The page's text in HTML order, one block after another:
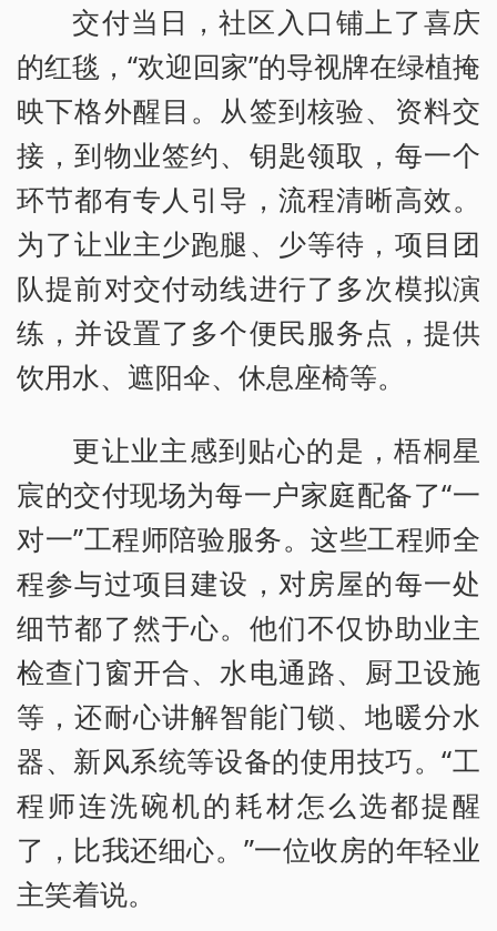
交付当日，社区入口铺上了喜庆
的红毯，“欢迎回家”的导视牌在绿植掩
映下格外醒目。从签到核验、资料交
接，到物业签约、钥匙领取，每一个
环节都有专人引导，流程清晰高效。
为了让业主少跑腿、少等待，项目团
队提前对交付动线进行了多次模拟演
练，并设置了多个便民服务点，提供
饮用水、遮阳伞、休息座椅等。
更让业主感到贴心的是，梧桐星
宸的交付现场为每一户家庭配备了“一
对一”工程师陪验服务。这些工程师全
程参与过项目建设，对房屋的每一处
细节都了然于心。他们不仅协助业主
检查门窗开合、水电通路、厨卫设施
等，还耐心讲解智能门锁、地暖分水
器、新风系统等设备的使用技巧。“工
程师连洗碗机的耗材怎么选都提醒
了，比我还细心。”一位收房的年轻业
主笑着说。